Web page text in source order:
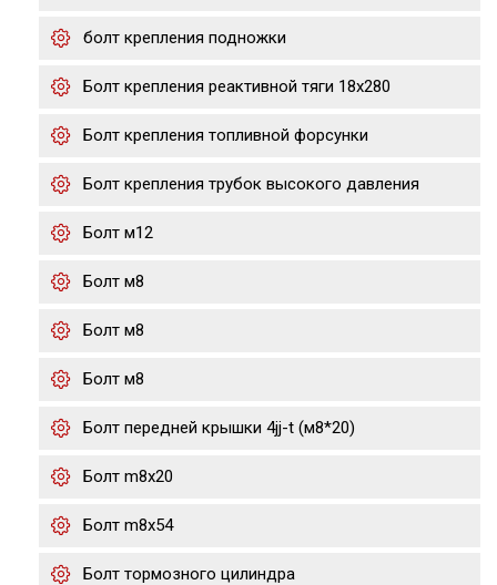
болт крепления подножки
Болт крепления реактивной тяги 18x280
Болт крепления топливной форсунки
Болт крепления трубок высокого давления
Болт м12
Болт м8
Болт м8
Болт м8
Болт передней крышки 4jj-t (м8*20)
Болт m8x20
Болт m8x54
Болт тормозного цилиндра